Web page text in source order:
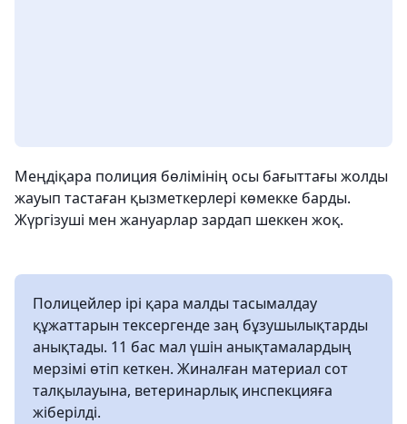
Меңдіқара полиция бөлімінің осы бағыттағы жолды
жауып тастаған қызметкерлері көмекке барды.
Жүргізуші мен жануарлар зардап шеккен жоқ.
Полицейлер ірі қара малды тасымалдау
құжаттарын тексергенде заң бұзушылықтарды
анықтады. 11 бас мал үшін анықтамалардың
мерзімі өтіп кеткен. Жиналған материал сот
талқылауына, ветеринарлық инспекцияға
жіберілді.